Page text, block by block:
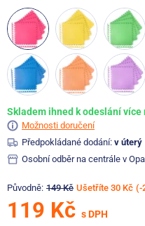
Skladem ihned k odeslání více
Možnosti doručení
Předpokládané dodání: v úterý
Osobní odběr na centrále v
Původně: 149 Kč Ušetříte 30 Kč (-
119 Kč s DPH